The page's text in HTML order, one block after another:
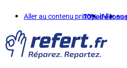
Aller au contenu principalAller au
70%